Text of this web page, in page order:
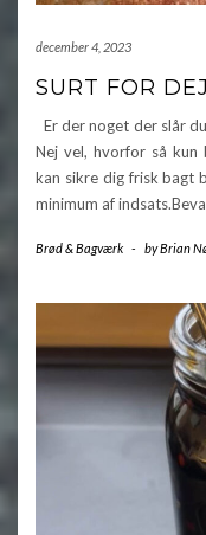
december 4, 2023
SURT FOR
Er der noget der slår
Nej vel, hvorfor så kun
kan sikre dig frisk bagt
minimum af
Brød & Bagværk - byBrian